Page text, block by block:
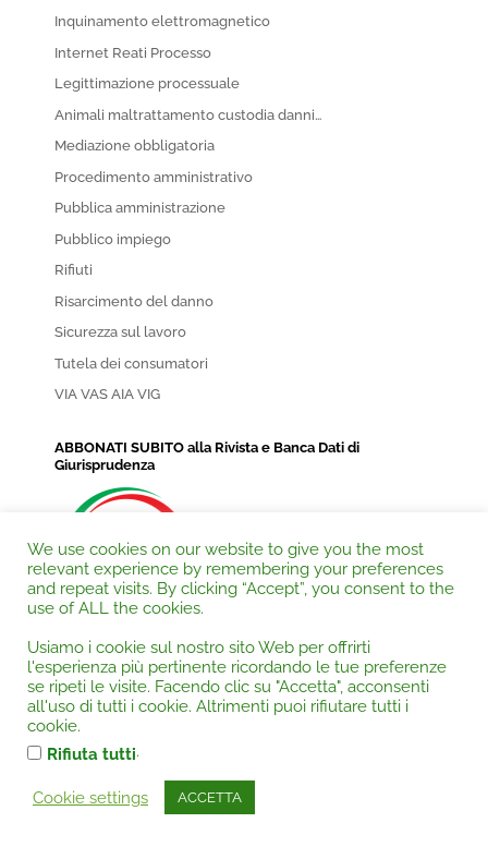
Inquinamento elettromagnetico
Internet Reati Processo
Legittimazione processuale
Animali maltrattamento custodia danni…
Mediazione obbligatoria
Procedimento amministrativo
Pubblica amministrazione
Pubblico impiego
Rifiuti
Risarcimento del danno
Sicurezza sul lavoro
Tutela dei consumatori
VIA VAS AIA VIG
ABBONATI SUBITO alla Rivista e Banca Dati di
Giurisprudenza
We use cookies on our website to give you the most
relevant experience by remembering your preferences
and repeat visits. By clicking “Accept”, you consent to the
use of ALL the cookies.
Usiamo i cookie sul nostro sito Web per offrirti
l'esperienza più pertinente ricordando le tue preferenze
se ripeti le visite. Facendo clic su "Accetta", acconsenti
all'uso di tutti i cookie. Altrimenti puoi rifiutare tutti i
cookie.
Rifiuta tutti.
Cookie settings ACCETTA